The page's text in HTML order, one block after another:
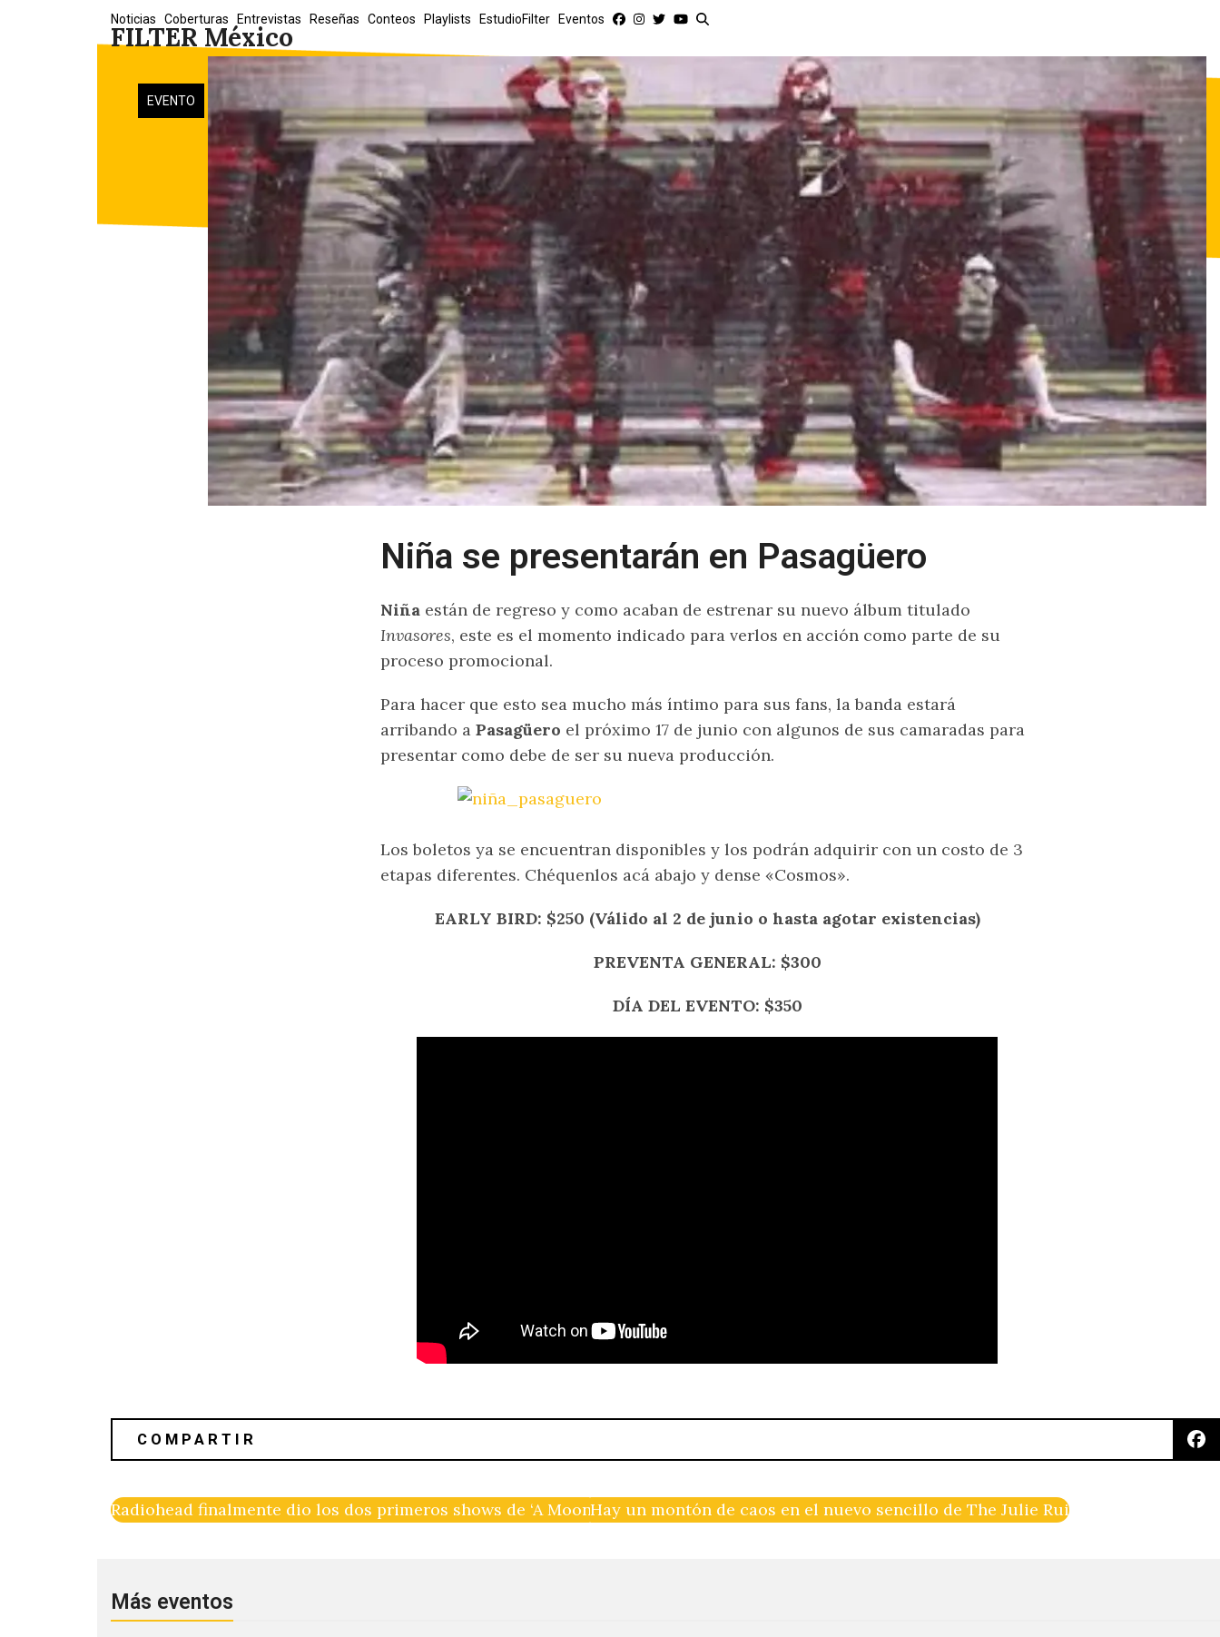
FILTER México
Noticias Coberturas Entrevistas Reseñas Conteos Playlists EstudioFilter Eventos
EVENTO
Niña se presentarán en Pasagüero
Niña están de regreso y como acaban de estrenar su nuevo álbum titulado
Invasores, este es el momento indicado para verlos en acción como parte de su
proceso promocional.
Para hacer que esto sea mucho más íntimo para sus fans, la banda estará
arribando a Pasagüero el próximo 17 de junio con algunos de sus camaradas para
presentar como debe de ser su nueva producción.
Los boletos ya se encuentran disponibles y los podrán adquirir con un costo de 3
etapas diferentes. Chéquenlos acá abajo y dense «Cosmos».
EARLY BIRD: $250 (Válido al 2 de junio o hasta agotar existencias)
PREVENTA GENERAL: $300
DÍA DEL EVENTO: $350
Radiohead finalmente dio los dos primeros shows de ‘A Moon Shaped Pool’Hay un montón de caos en el nuevo sencillo de The Julie Ruin
Más eventos